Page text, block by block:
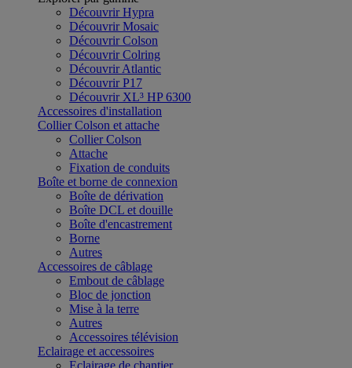
Découvrir Hypra
Découvrir Mosaic
Découvrir Colson
Découvrir Colring
Découvrir Atlantic
Découvrir P17
Découvrir XL³ HP 6300
Accessoires d'installation
Collier Colson et attache
Collier Colson
Attache
Fixation de conduits
Boîte et borne de connexion
Boîte de dérivation
Boîte DCL et douille
Boîte d'encastrement
Borne
Autres
Accessoires de câblage
Embout de câblage
Bloc de jonction
Mise à la terre
Autres
Accessoires télévision
Eclairage et accessoires
Eclairage de chantier